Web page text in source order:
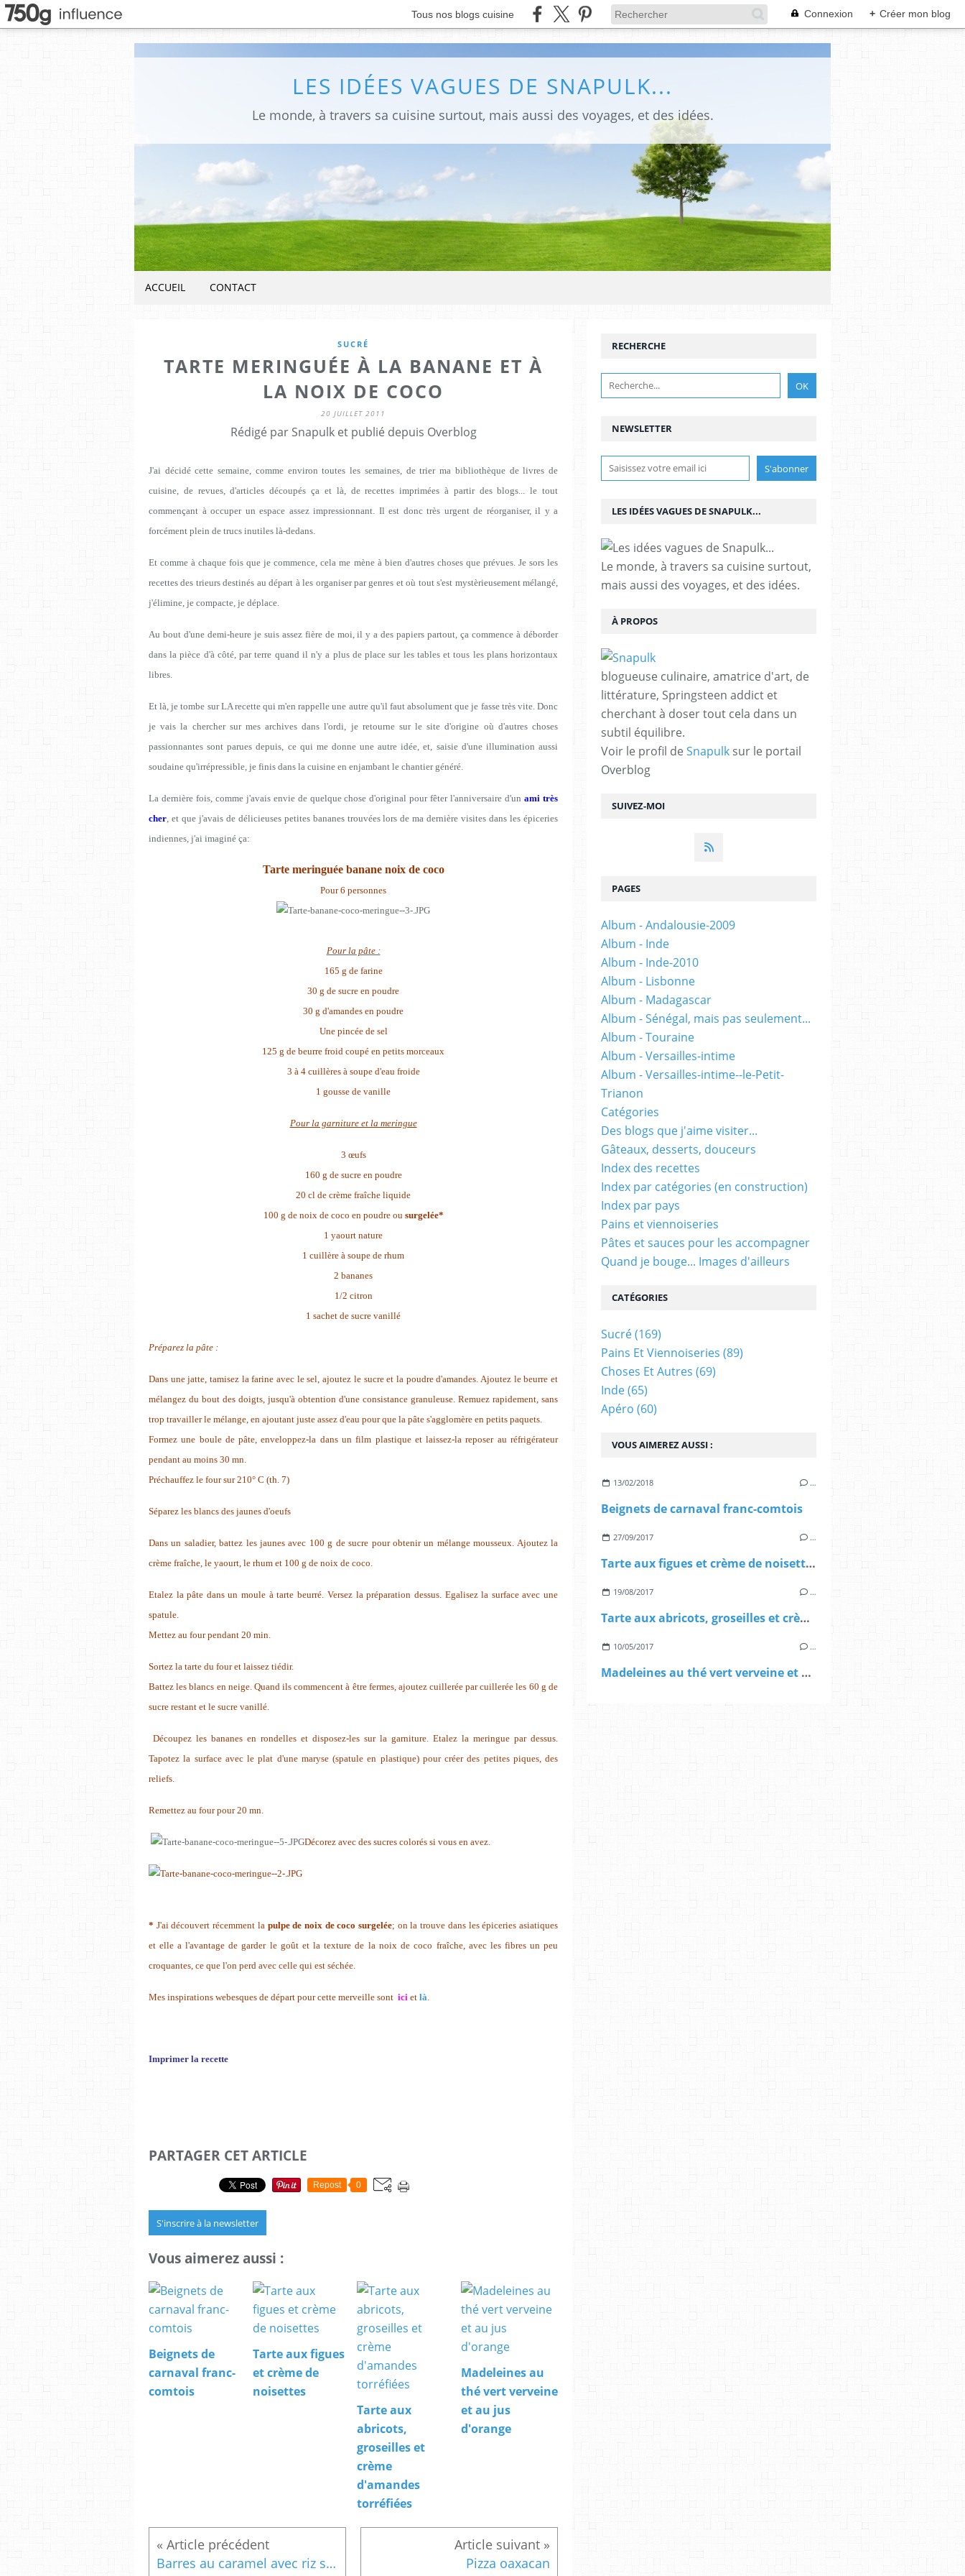
Tous nos blogs cuisine Connexion + Créer mon blog
LES IDÉES VAGUES DE SNAPULK...
Le monde, à travers sa cuisine surtout, mais aussi des voyages, et des idées.
ACCUEIL CONTACT
SUCRÉ
TARTE MERINGUÉE À LA BANANE ET À
LA NOIX DE COCO
20 JUILLET 2011
Rédigé par Snapulk et publié depuis Overblog
J'ai décidé cette semaine, comme environ toutes les semaines, de trier ma bibliothèque de livres de
cuisine, de revues, d'articles découpés ça et là, de recettes imprimées à partir des blogs... le tout
commençant à occuper un espace assez impressionnant. Il est donc très urgent de réorganiser, il y a
forcément plein de trucs inutiles là-dedans.
Et comme à chaque fois que je commence, cela me mène à bien d'autres choses que prévues. Je sors les
recettes des trieurs destinés au départ à les organiser par genres et où tout s'est mystèrieusement mélangé,
j'élimine, je compacte, je déplace.
Au bout d'une demi-heure je suis assez fière de moi, il y a des papiers partout, ça commence à déborder
dans la pièce d'à côté, par terre quand il n'y a plus de place sur les tables et tous les plans horizontaux
libres.
Et là, je tombe sur LA recette qui m'en rappelle une autre qu'il faut absolument que je fasse très vite. Donc
je vais la chercher sur mes archives dans l'ordi, je retourne sur le site d'origine où d'autres choses
passionnantes sont parues depuis, ce qui me donne une autre idée, et, saisie d'une illumination aussi
soudaine qu'irrépressible, je finis dans la cuisine en enjambant le chantier généré.
La dernière fois, comme j'avais envie de quelque chose d'original pour fêter l'anniversaire d'unami très
cher , et que j'avais de délicieuses petites bananes trouvées lors de ma dernière visites dans les épiceries
indiennes, j'ai imaginé ça:
Tarte meringuée banane noix de coco
Pour 6 personnes
Pour la pâte :
165 g de farine
30 g de sucre en poudre
30 g d'amandes en poudre
Une pincée de sel
125 g de beurre froid coupé en petits morceaux
3 à 4 cuillères à soupe d'eau froide
1 gousse de vanille
Pour la garniture et la meringue
3 œufs
160 g de sucre en poudre
20 cl de crème fraîche liquide
100 g de noix de coco en poudre ou surgelée*
1 yaourt nature
1 cuillère à soupe de rhum
2 bananes
1/2 citron
1 sachet de sucre vanillé
Préparez la pâte :
Dans une jatte, tamisez la farine avec le sel, ajoutez le sucre et la poudre d'amandes. Ajoutez le beurre et
mélangez du bout des doigts, jusqu'à obtention d'une consistance granuleuse. Remuez rapidement, sans
trop travailler le mélange, en ajoutant juste assez d'eau pour que la pâte s'agglomère en petits paquets.
Formez une boule de pâte, enveloppez-la dans un film plastique et laissez-la reposer au réfrigérateur
pendant au moins 30 mn.
Préchauffez le four sur 210° C (th. 7)
Séparez les blancs des jaunes d'oeufs
Dans un saladier, battez les jaunes avec 100 g de sucre pour obtenir un mélange mousseux. Ajoutez la
crème fraîche, le yaourt, le rhum et 100 g de noix de coco.
Etalez la pâte dans un moule à tarte beurré. Versez la préparation dessus. Egalisez la surface avec une
spatule.
Mettez au four pendant 20 min.
Sortez la tarte du four et laissez tiédir.
Battez les blancs en neige. Quand ils commencent à être fermes, ajoutez cuillerée par cuillerée les 60 g de
sucre restant et le sucre vanillé.
Découpez les bananes en rondelles et disposez-les sur la garniture. Etalez la meringue par dessus.
Tapotez la surface avec le plat d'une maryse (spatule en plastique) pour créer des petites piques, des
reliefs.
Remettez au four pour 20 mn.
Décorez avec des sucres colorés si vous en avez.
* J'ai découvert récemment la pulpe de noix de coco surgelée; on la trouve dans les épiceries asiatiques
et elle a l'avantage de garder le goût et la texture de la noix de coco fraîche, avec les fibres un peu
croquantes, ce que l'on perd avec celle qui est séchée.
Mes inspirations webesques de départ pour cette merveille sont ici et là
Imprimer la recette
PARTAGER CET ARTICLE
Repost 0
S'inscrire à la newsletter
Vous aimerez aussi :
Beignets de
carnaval franc-
comtois
Tarte aux figues
et crème de
noisettes
Tarte aux
abricots,
groseilles et
crème
d'amandes
torréfiées
Madeleines au
thé vert verveine
et au jus
d'orange
Barres au caramel avec riz soufflé, chocolat, meringue et noisettes Pizza oaxacan
NEWSLETTER
SUIVEZ-MOI
RECHERCHE
LES IDÉES VAGUES DE SNAPULK...
Le monde, à travers sa cuisine surtout,
mais aussi des voyages, et des idées.
À PROPOS
blogueuse culinaire, amatrice d'art, de
littérature, Springsteen addict et
cherchant à doser tout cela dans un
subtil équilibre.
Voir le profil de Snapulk sur le portail
Overblog
VOUS AIMEREZ AUSSI :
13/02/2018 …
Beignets de carnaval franc-comtois
27/09/2017 …
Tarte aux figues et crème de noisettes
19/08/2017 …
Tarte aux abricots, groseilles et crème d'amandes torréfiées
10/05/2017 …
Madeleines au thé vert verveine et au jus d'orange
PAGES
Album - Andalousie-2009
Album - Inde
Album - Inde-2010
Album - Lisbonne
Album - Madagascar
Album - Sénégal, mais pas seulement...
Album - Touraine
Album - Versailles-intime
Album - Versailles-intime--le-Petit-
Trianon
Catégories
Des blogs que j'aime visiter...
Gâteaux, desserts, douceurs
Index des recettes
Index par catégories (en construction)
Index par pays
Pains et viennoiseries
Pâtes et sauces pour les accompagner
Quand je bouge... Images d'ailleurs
CATÉGORIES
Sucré(169)
Pains Et Viennoiseries (89)
Choses Et Autres (69)
Inde(65)
Apéro (60)